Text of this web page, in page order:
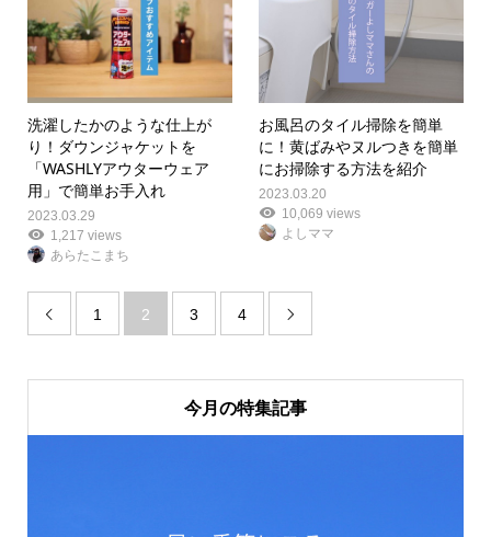
洗濯したかのような仕上が
り！ダウンジャケットを
「WASHLYアウターウェア
用」で簡単お手入れ
2023.03.29
1,217 views
あらたこまち
お風呂のタイル掃除を簡単
に！黄ばみやヌルつきを簡単
にお掃除する方法を紹介
2023.03.20
10,069 views
よしママ
 1 2 3 4 
今月の特集記事